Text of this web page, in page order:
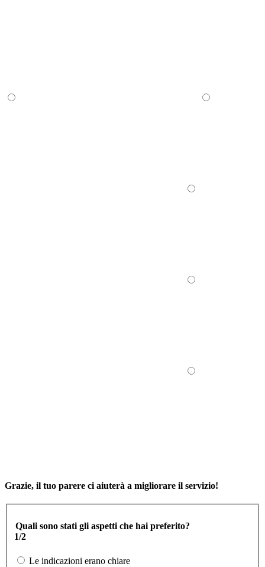
Grazie, il tuo parere ci aiuterà a migliorare il servizio!
Quali sono stati gli aspetti che hai preferito?
1/2
Le indicazioni erano chiare